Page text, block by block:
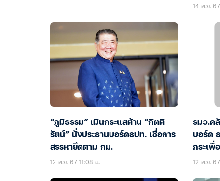
14 พ.ย.
“ภูมิธรรม” เมินกระแสต้าน “กิตติ
รัตน์” นั่งประธานบอร์ดธปท. เชื่อการ
สรรหายึดตาม กม.
12 พ.ย. 67 11:08 น.
รมว.ค
บอร์ด
กระเพื่
12 พ.ย.